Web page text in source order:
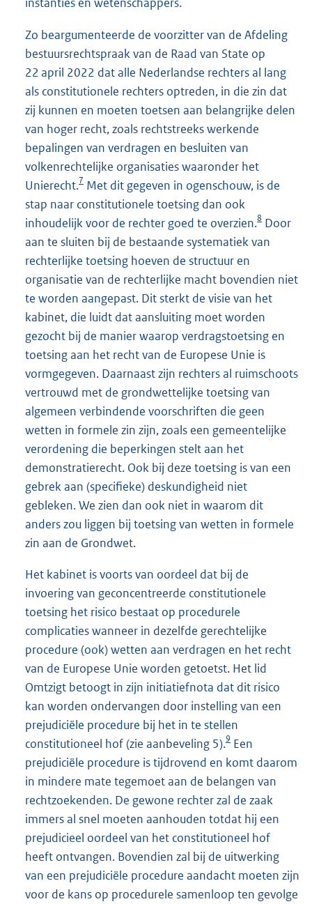
instanties en wetenschappers.
Zo beargumenteerde de voorzitter van de Afdeling
bestuursrechtspraak van de Raad van State op
22 april 2022 dat alle Nederlandse rechters al lang
als constitutionele rechters optreden, in die zin dat
zij kunnen en moeten toetsen aan belangrijke delen
van hoger recht, zoals rechtstreeks werkende
bepalingen van verdragen en besluiten van
volkenrechtelijke organisaties waaronder het
Unierecht.7 Met dit gegeven in ogenschouw, is de
stap naar constitutionele toetsing dan ook
inhoudelijk voor de rechter goed te overzien.8 Door
aan te sluiten bij de bestaande systematiek van
rechterlijke toetsing hoeven de structuur en
organisatie van de rechterlijke macht bovendien niet
te worden aangepast. Dit sterkt de visie van het
kabinet, die luidt dat aansluiting moet worden
gezocht bij de manier waarop verdragstoetsing en
toetsing aan het recht van de Europese Unie is
vormgegeven. Daarnaast zijn rechters al ruimschoots
vertrouwd met de grondwettelijke toetsing van
algemeen verbindende voorschriften die geen
wetten in formele zin zijn, zoals een gemeentelijke
verordening die beperkingen stelt aan het
demonstratierecht. Ook bij deze toetsing is van een
gebrek aan (specifieke) deskundigheid niet
gebleken. We zien dan ook niet in waarom dit
anders zou liggen bij toetsing van wetten in formele
zin aan de Grondwet.
Het kabinet is voorts van oordeel dat bij de
invoering van geconcentreerde constitutionele
toetsing het risico bestaat op procedurele
complicaties wanneer in dezelfde gerechtelijke
procedure (ook) wetten aan verdragen en het recht
van de Europese Unie worden getoetst. Het lid
Omtzigt betoogt in zijn initiatiefnota dat dit risico
kan worden ondervangen door instelling van een
prejudiciële procedure bij het in te stellen
constitutioneel hof (zie aanbeveling 5).9 Een
prejudiciële procedure is tijdrovend en komt daarom
in mindere mate tegemoet aan de belangen van
rechtzoekenden. De gewone rechter zal de zaak
immers al snel moeten aanhouden totdat hij een
prejudicieel oordeel van het constitutioneel hof
heeft ontvangen. Bovendien zal bij de uitwerking
van een prejudiciële procedure aandacht moeten zijn
voor de kans op procedurele samenloop ten gevolge